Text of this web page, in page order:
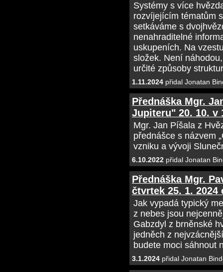
Systémy s více
rozvíjejícím tématům
setkáváme s
nenahraditelné
uskupeních. Na
složek. Není
určité způsoby
1.11.2024 přidal Jonatan
Přednáška Mgr.
Jupiteru" 20. 10. v
Mgr. Jan Píšala z
přednášce s názvem
vzniku a vývoji
6.10.2022 přidal Jonatan
Přednáška Mgr.
čtvrtek 25. 1. 2024
Jak vypadá typický
z nebes jsou
Gabzdyl z brněnské
jedněch z
budete moci sáhnout
3.1.2024 přidal Jonatan